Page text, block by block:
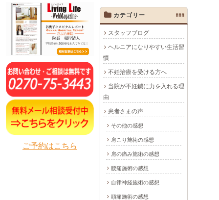
ご予約はこちら
カテゴリー AAA
スタッフブログ
ヘルニアになりやすい生活習
慣
不妊治療を受ける方へ
当院が不妊鍼に力を入れる理
由
患者さまの声
その他の感想
肩こり施術の感想
肩の痛み施術の感想
腰痛施術の感想
自律神経施術の感想
頭痛施術の感想